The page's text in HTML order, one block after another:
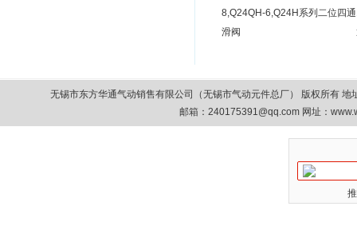
8,Q24QH-6,Q24H系列二位四通
滑阀
无锡市东方华通气动销售有限公司（无锡市气动元件总厂） 版权所有
邮箱：240175391@qq.com 网址：